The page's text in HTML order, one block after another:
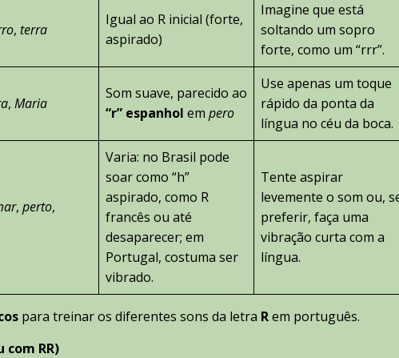
, terra
Igual ao R inicial (forte,
aspirado)
Imagine que está
soltando um sopro
forte, como um “rrr”.
, Maria
Som suave, parecido ao
“r” espanhol em pero
Use apenas um toque
rápido da ponta da
língua no céu da boca.
, perto,
Varia: no Brasil pode
soar como “h”
aspirado, como R
francês ou até
desaparecer; em
Portugal, costuma ser
vibrado.
Tente aspirar
levemente o som ou,
preferir, faça uma
vibração curta com a
língua.
para treinar os diferentes sons da letra Rem português.
com RR)